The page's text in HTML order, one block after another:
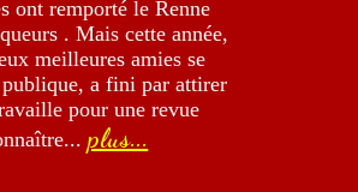
ont remporté le Renne
. Mais cette année,
meilleures amies se
a fini par attirer
pour une revue
plus...